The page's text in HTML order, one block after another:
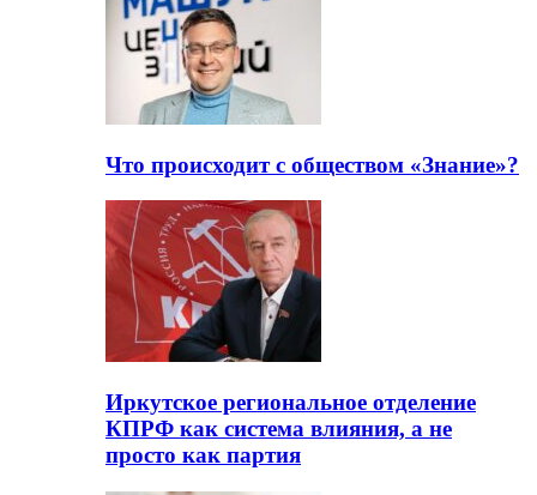
Что происходит с обществом «Знание»?
Иркутское региональное отделение
КПРФ как система влияния, а не
просто как партия